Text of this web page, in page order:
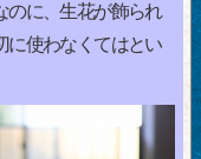
のに、生花が飾られ
に使わなくてはとい